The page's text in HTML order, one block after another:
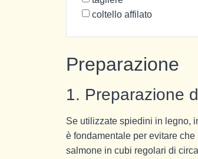
coltello affilato
Preparazione
1. Preparazione
Se utilizzate spiedini in legno,
è fondamentale per evitare
salmone in cubi regolari di